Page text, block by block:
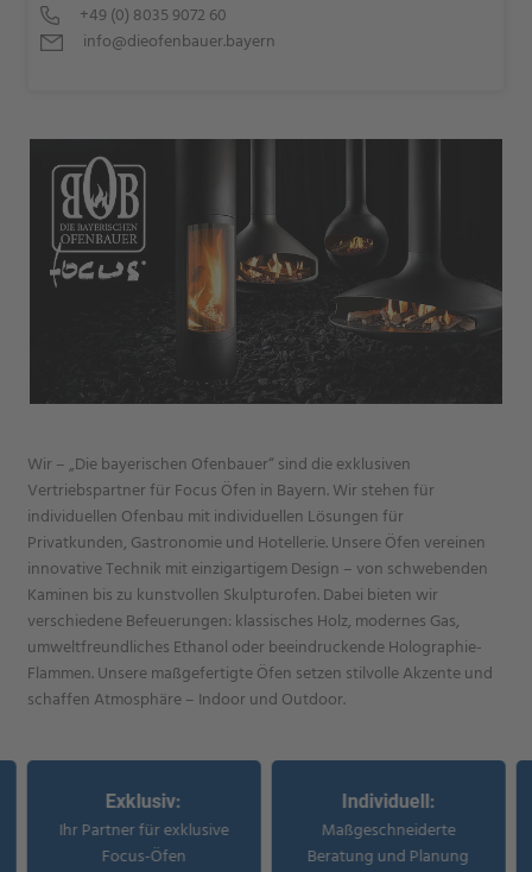
+49 (0) 8035 9072 60
info@dieofenbauer.bayern
Wir – „Die bayerischen Ofenbauer“ sind die exklusiven
Vertriebspartner für Focus Öfen in Bayern. Wir stehen für
individuellen Ofenbau mit individuellen Lösungen für
Privatkunden, Gastronomie und Hotellerie. Unsere Öfen vereinen
innovative Technik mit einzigartigem Design – von schwebenden
Kaminen bis zu kunstvollen Skulpturofen. Dabei bieten wir
verschiedene Befeuerungen: klassisches Holz, modernes Gas,
umweltfreundliches Ethanol oder beeindruckende Holographie-
Flammen. Unsere maßgefertigte Öfen setzen stilvolle Akzente und
schaffen Atmosphäre – Indoor und Outdoor.
Exklusiv:
Ihr Partner für exklusive
Focus-Öfen
Individuell:
Maßgeschneiderte
Beratung und Planung